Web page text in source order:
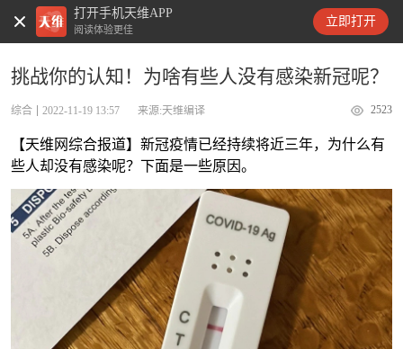
打开手机天维APP
阅读体验更佳
立即打开
天维新闻
挑战你的认知！为啥有些人没有感染新冠呢？
综合 2022-11-19 13:57 来源:天维编译 2523
【天维网综合报道】新冠疫情已经持续将近三年，为什么有
些人却没有感染呢？下面是一些原因。